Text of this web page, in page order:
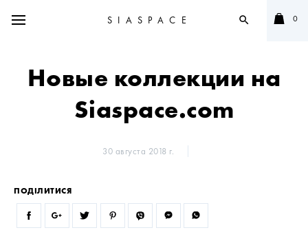
SIASPACE search 0
Новые коллекции на
Siaspace.com
30 августа 2018 г.
ПОДІЛИТИСЯ